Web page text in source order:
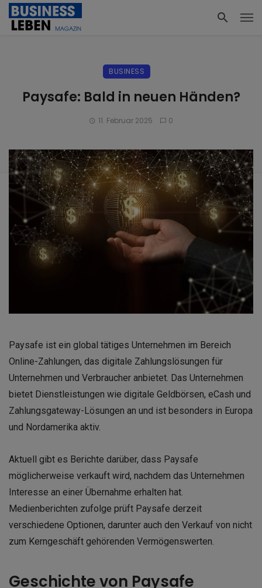
BUSINESS
Paysafe: Bald in neuen Händen?
11. Februar 2025 0
Paysafe ist ein global tätiges Unternehmen im Bereich
Online-Zahlungen, das digitale Zahlungslösungen für
Unternehmen und Verbraucher anbietet. Das Unternehmen
bietet Dienstleistungen wie digitale Geldbörsen, eCash und
Zahlungsgateway-Lösungen an und ist besonders in Europa
und Nordamerika aktiv.
Aktuell gibt es Berichte darüber, dass Paysafe
möglicherweise verkauft wird, nachdem das Unternehmen
Interesse an einer Übernahme erhalten hat.
Medienberichten zufolge prüft Paysafe derzeit
verschiedene Optionen, darunter auch den Verkauf von nicht
zum Kerngeschäft gehörenden Vermögenswerten.
Geschichte von Paysafe